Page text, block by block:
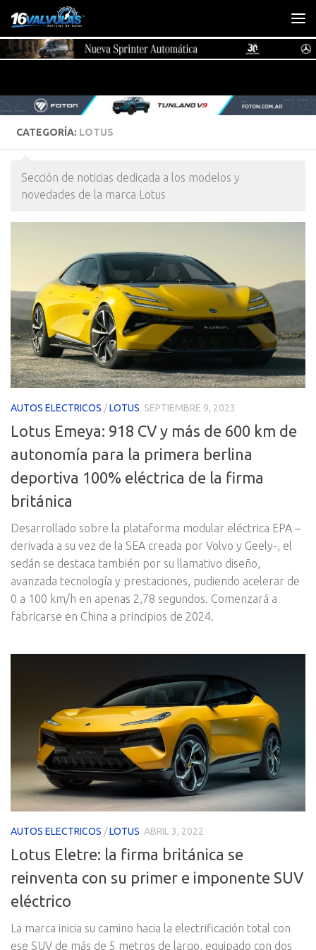
Saltar al contenido
CATEGORÍA: LOTUS
Sección de noticias dedicada a los modelos y
novedades de la marca Lotus
AUTOS ELECTRICOS /LOTUS SEPTIEMBRE 9, 2023
Lotus Emeya: 918 CV y más de 600 km de
autonomía para la primera berlina
deportiva 100% eléctrica de la firma
británica
Desarrollado sobre la plataforma modular eléctrica EPA –
derivada a su vez de la SEA creada por Volvo y Geely-, el
sedán se destaca también por su llamativo diseño,
avanzada tecnología y prestaciones, pudiendo acelerar de
0 a 100 km/h en apenas 2,78 segundos. Comenzará a
fabricarse en China a principios de 2024.
AUTOS ELECTRICOS /LOTUS ABRIL 3, 2022
Lotus Eletre: la firma británica se
reinventa con su primer e imponente SUV
eléctrico
La marca inicia su camino hacia la electrificación total con
ese SUV de más de 5 metros de largo, equipado con dos